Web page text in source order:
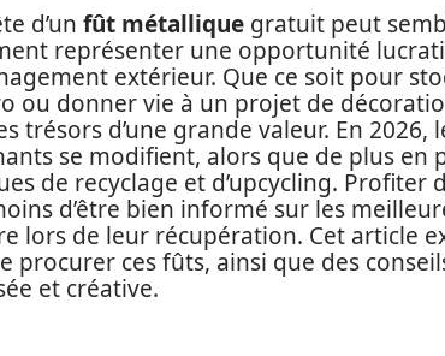
d’un fût métallique gratuit peut
représenter une opportunité
extérieur. Que ce soit pour
ou donner vie à un projet de
trésors d’une grande valeur. En 2026,
se modifient, alors que de plus en
de recyclage et d’upcycling. Profiter
d’être bien informé sur les
lors de leur récupération. Cet article
procurer ces fûts, ainsi que des
et créative.